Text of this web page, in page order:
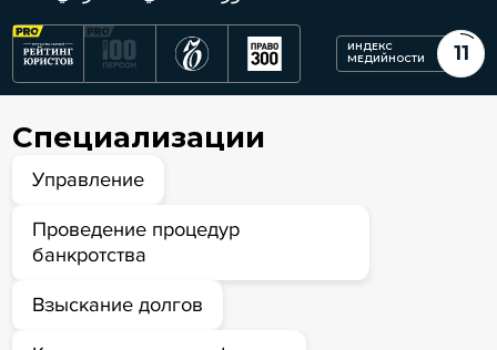
ИНДЕКС
МЕДИЙНОСТИ
11
Специализации
Управление
Проведение процедур
банкротства
Взыскание долгов